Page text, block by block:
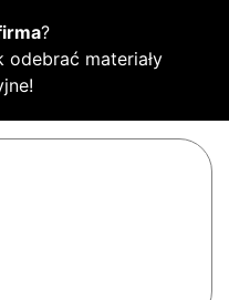
?
odebrać materiały